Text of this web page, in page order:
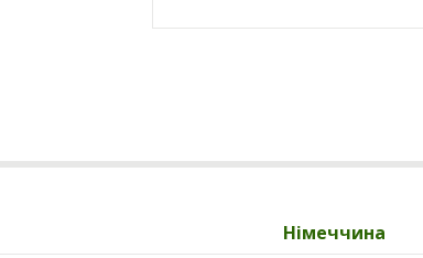
Німеччина